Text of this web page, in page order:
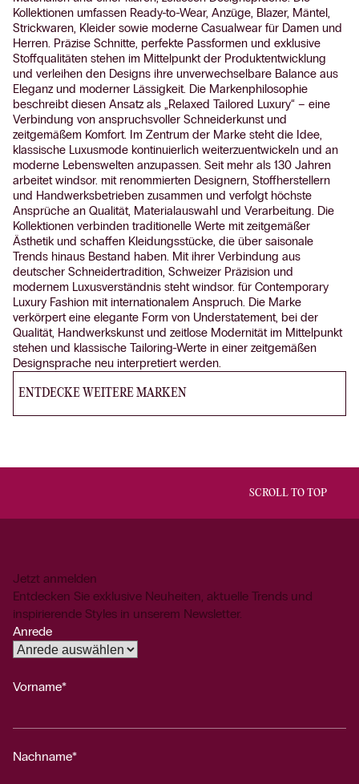
Kollektionen umfassen Ready-to-Wear, Anzüge, Blazer, Mäntel,
Strickwaren, Kleider sowie moderne Casualwear für Damen und
Herren. Präzise Schnitte, perfekte Passformen und exklusive
Stoffqualitäten stehen im Mittelpunkt der Produktentwicklung
und verleihen den Designs ihre unverwechselbare Balance aus
Eleganz und moderner Lässigkeit. Die Markenphilosophie
beschreibt diesen Ansatz als „Relaxed Tailored Luxury“ – eine
Verbindung von anspruchsvoller Schneiderkunst und
zeitgemäßem Komfort. Im Zentrum der Marke steht die Idee,
klassische Luxusmode kontinuierlich weiterzuentwickeln und an
moderne Lebenswelten anzupassen. Seit mehr als 130 Jahren
arbeitet windsor. mit renommierten Designern, Stoffherstellern
und Handwerksbetrieben zusammen und verfolgt höchste
Ansprüche an Qualität, Materialauswahl und Verarbeitung. Die
Kollektionen verbinden traditionelle Werte mit zeitgemäßer
Ästhetik und schaffen Kleidungsstücke, die über saisonale
Trends hinaus Bestand haben. Mit ihrer Verbindung aus
deutscher Schneidertradition, Schweizer Präzision und
modernem Luxusverständnis steht windsor. für Contemporary
Luxury Fashion mit internationalem Anspruch. Die Marke
verkörpert eine elegante Form von Understatement, bei der
Qualität, Handwerkskunst und zeitlose Modernität im Mittelpunkt
stehen und klassische Tailoring-Werte in einer zeitgemäßen
Designsprache neu interpretiert werden.
ENTDECKE WEITERE MARKEN
SCROLL TO TOP
Jetzt anmelden
Entdecken Sie exklusive Neuheiten, aktuelle Trends und
inspirierende Styles in unserem Newsletter.
Anrede
Vorname*
Nachname*